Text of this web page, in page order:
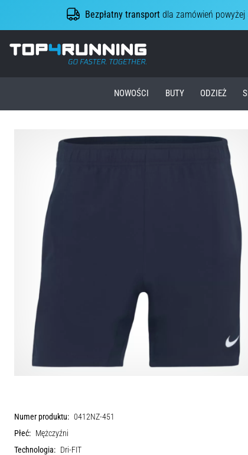
Bezpłatny transportdla zamówień powyżej
Top4Running.pl
NOWOŚCI BUTY ODZIEŻ
Numer produktu: 0412NZ-451
Płeć: Mężczyźni
Technologia: Dri-FIT